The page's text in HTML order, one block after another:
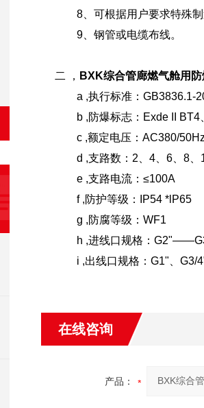
8、可根据用户要求特殊制
9、钢管或电缆布线。
二 ， BXK综合管廊燃气舱用
a ,执行标准：GB3836.1-
b ,防爆标志：Exde II BT4
c ,额定电压：AC380/50Hz
d ,支路数：2、4、6、8、
e ,支路电流：≤100A
f ,防护等级：IP54 *lP65
g ,防腐等级：WF1
h ,进线口规格：
i ,出线口规格：G1"、G3/4"
在线咨询
产品：